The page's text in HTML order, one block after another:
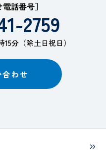
話番号］
2759
分（除土日祝日）
わせ